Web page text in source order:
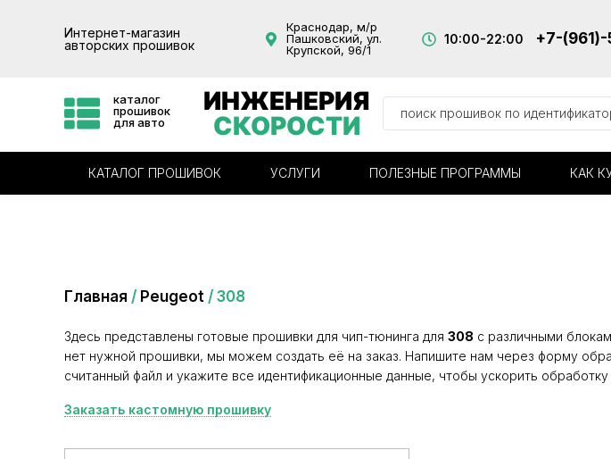
Интернет-магазин
авторских прошивок
Краснодар, м/р
Пашковский, ул.
Крупской, 96/1
10:00-22:00 +7-
каталог
прошивок
для авто
ИНЖЕНЕРИЯ
СКОРОСТИ
КАТАЛОГ ПРОШИВОК УСЛУГИ ПОЛЕЗНЫЕ ПРОГРАММЫ КАК
Главная / Peugeot / 308
Здесь представлены готовые прошивки для чип-тюнинга для 308 с различными
нет нужной прошивки, мы можем создать её на заказ. Напишите нам через форму
считанный файл и укажите все идентификационные данные, чтобы ускорить
Заказать кастомную прошивку